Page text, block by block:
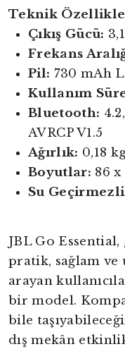
Teknik
Çıkış Gücü:
Frekans
Pil: 730 mAh
Kullanım
Bluetooth:
AVRCP V1.5
Ağırlık: 0,18
Boyutlar: 86 x
Su
JBL Go
pratik, sağlam ve
arayan
bir model.
bile
dış mekân